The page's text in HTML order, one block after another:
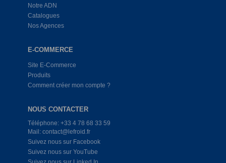
Notre ADN
Catalogues
Nos Agences
E-COMMERCE
Site E-Commerce
Produits
Comment créer mon compte ?
NOUS CONTACTER
Téléphone: +33 4 78 68 33 59
Mail: contact@lefroid.fr
Suivez nous sur Facebook
Suivez nous sur YouTube